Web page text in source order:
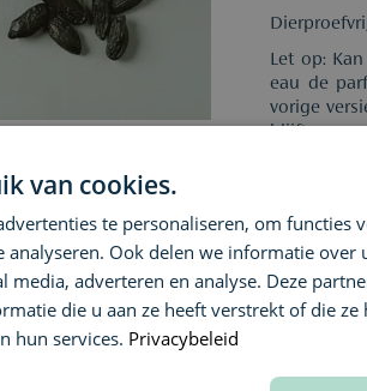
Let op:
eau de
vorige
blijft
van cookies.
te personaliseren, om functies
Ook delen we informatie over
adverteren en analyse. Deze
die u aan ze heeft verstrekt of die ze
hun services. Privacybeleid